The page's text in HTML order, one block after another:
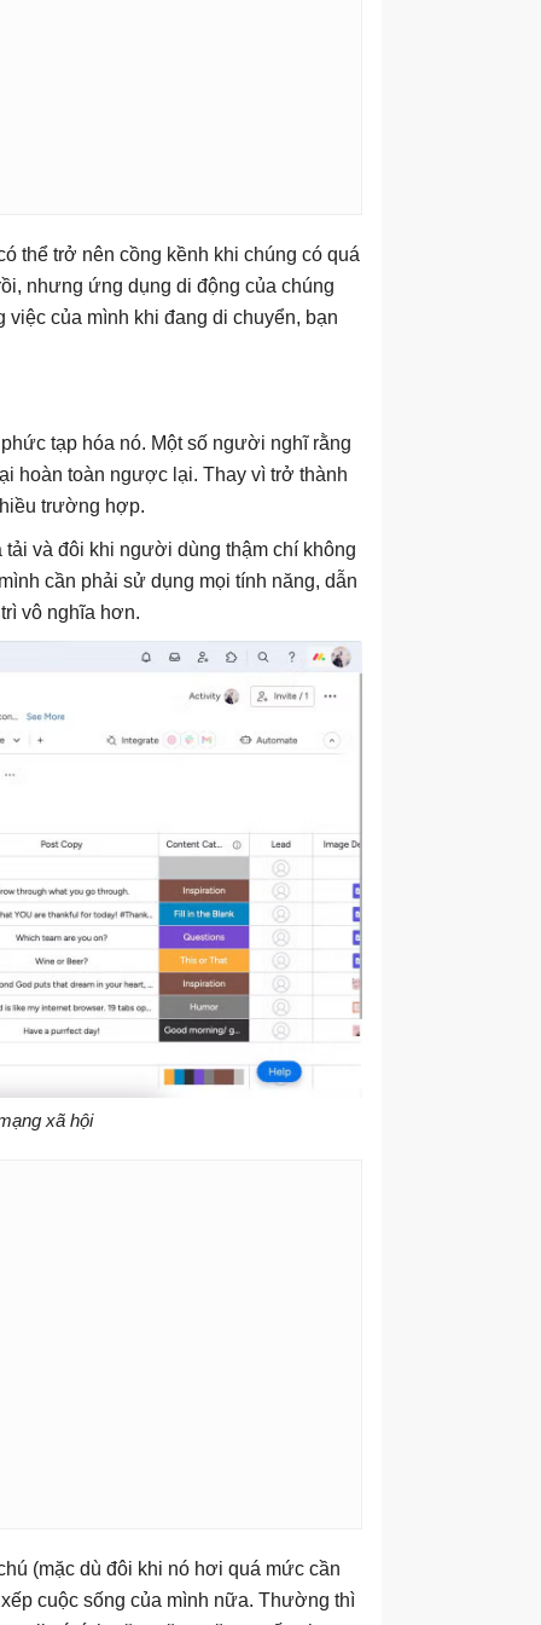
thể trở nên cồng kềnh khi chúng có quá
nhưng ứng dụng di động của chúng
của mình khi đang di chuyển, bạn
tạp hóa nó. Một số người nghĩ rằng
hoàn toàn ngược lại. Thay vì trở thành
trường hợp.
và đôi khi người dùng thậm chí không
cần phải sử dụng mọi tính năng, dẫn
vô nghĩa hơn.
xã hội
(mặc dù đôi khi nó hơi quá mức cần
cuộc sống của mình nữa. Thường thì